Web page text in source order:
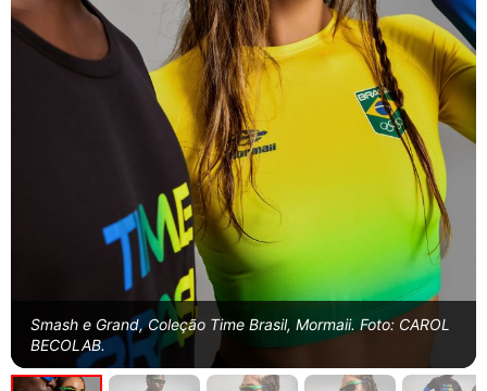
Smash e Grand, Coleção Time Brasil, Mormaii. Foto: CAROL
BECOLAB.